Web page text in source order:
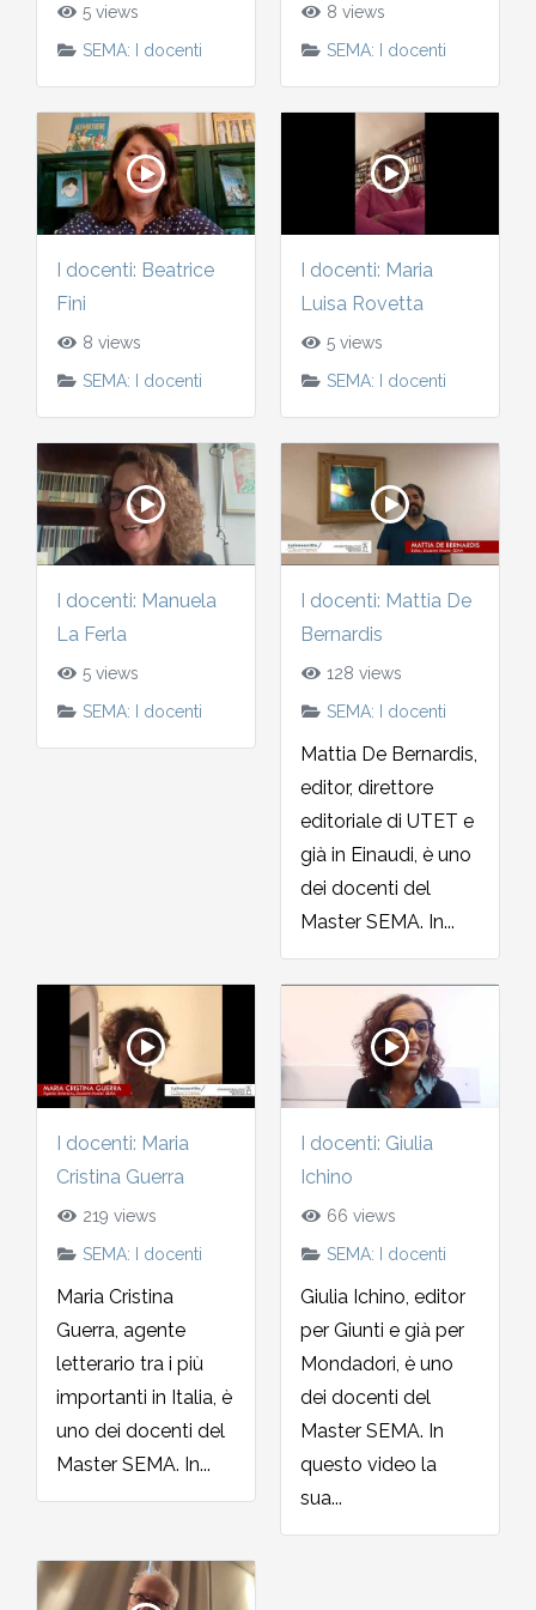
5 views
SEMA: I docenti
8 views
SEMA: I docenti
I docenti: Beatrice
Fini
8 views
SEMA: I docenti
I docenti: Maria
Luisa Rovetta
5 views
SEMA: I docenti
I docenti: Manuela
La Ferla
5 views
SEMA: I docenti
I docenti: Mattia De
Bernardis
128 views
SEMA: I docenti
Mattia De Bernardis,
editor, direttore
editoriale di UTET e
già in Einaudi, è uno
dei docenti del
Master SEMA. In...
I docenti: Maria
Cristina Guerra
219 views
SEMA: I docenti
Maria Cristina
Guerra, agente
letterario tra i più
importanti in Italia, è
uno dei docenti del
Master SEMA. In...
I docenti: Giulia
Ichino
66 views
SEMA: I docenti
Giulia Ichino, editor
per Giunti e già per
Mondadori, è uno
dei docenti del
Master SEMA. In
questo video la
sua...
2010-2011
2008-2009
2007-2008
2006-2007
2003-2004
2002-2003
2001-2002
Storia: 2015
Storia: 2010